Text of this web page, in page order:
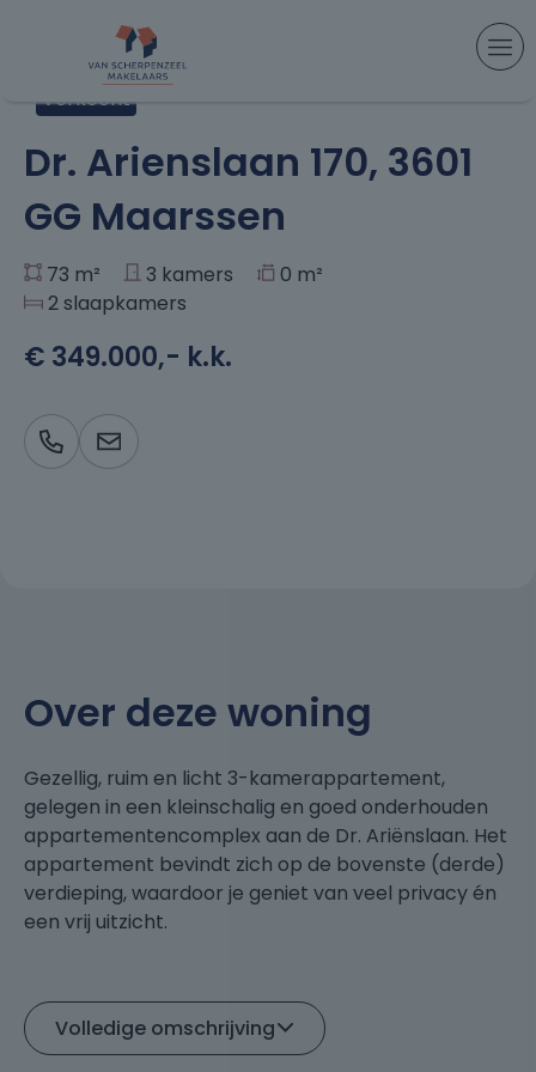
> Dr. Arienslaan 170, Maarssen
Verkocht
+32
Dr. Arienslaan 170, 3601
GG Maarssen
73 m² 3 kamers
0 m²
2 slaapkamers
€ 349.000,- k.k.
Over deze woning
Gezellig, ruim en licht 3-kamerappartement,
gelegen in een kleinschalig en goed onderhouden
appartementencomplex aan de Dr. Ariënslaan. Het
appartement bevindt zich op de bovenste (derde)
verdieping, waardoor je geniet van veel privacy én
een vrij uitzicht.
biedt alle comfort om direct fijn te kunnen wonen.
Zo is het appartement uitgerust met
Volledige omschrijving